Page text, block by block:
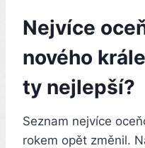
Nejvíce
nového
ty nejlepší?
Seznam nejvíce
rokem opět změnil.